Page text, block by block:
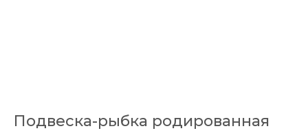
Подвеска-рыбка родированная